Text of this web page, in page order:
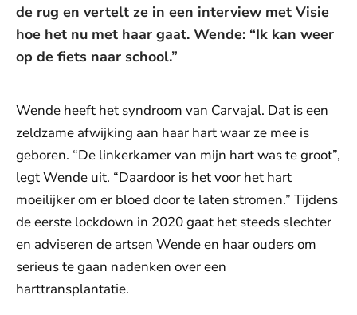
de rug en vertelt ze in een interview met Visie
hoe het nu met haar gaat. Wende: “Ik kan weer
op de fiets naar school.”
Wende heeft het syndroom van Carvajal. Dat is een
zeldzame afwijking aan haar hart waar ze mee is
geboren. “De linkerkamer van mijn hart was te groot”,
legt Wende uit. “Daardoor is het voor het hart
moeilijker om er bloed door te laten stromen.” Tijdens
de eerste lockdown in 2020 gaat het steeds slechter
en adviseren de artsen Wende en haar ouders om
serieus te gaan nadenken over een
harttransplantatie.